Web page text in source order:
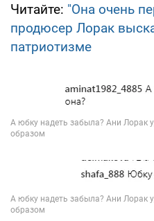
Читайте: "Она очень
продюсер Лорак
патриотизме